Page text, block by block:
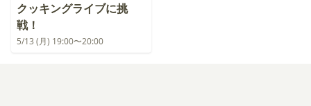
クッキングライブに挑
戦！
5/13 (月) 19:00〜20:00